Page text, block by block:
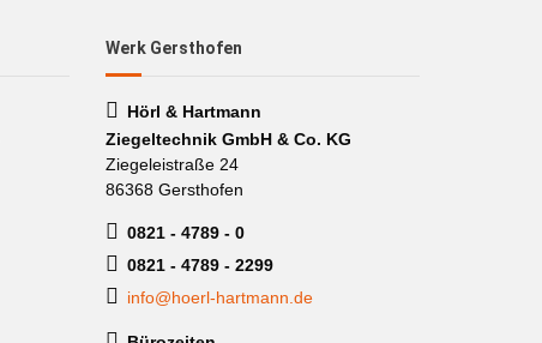
Werk Gersthofen
Hörl & Hartmann
Ziegeltechnik GmbH & Co. KG
Ziegeleistraße 24
86368 Gersthofen
0821 - 4789 - 0
0821 - 4789 - 2299
info@hoerl-hartmann.de